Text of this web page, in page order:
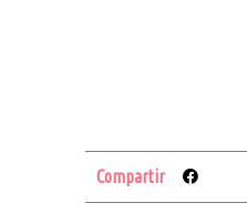
Compartir